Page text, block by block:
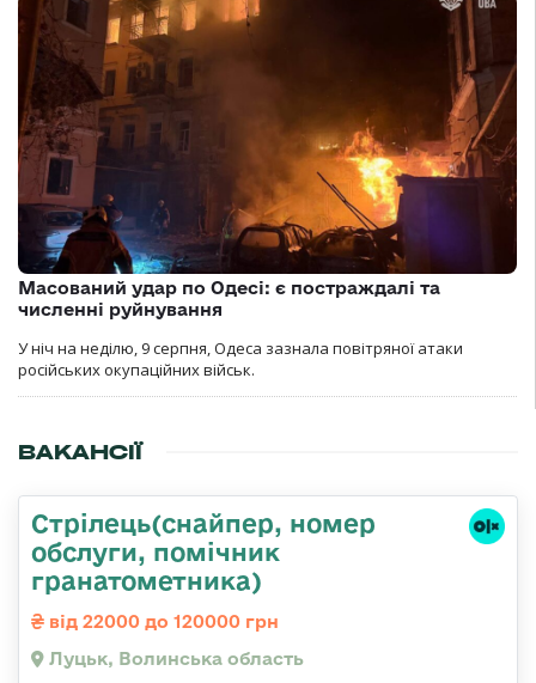
Масований удар по Одесі: є постраждалі та
численні руйнування
У ніч на неділю, 9 серпня, Одеса зазнала повітряної атаки
російських окупаційних військ.
ВАКАНСІЇ
Стрілець(снайпер, номер
обслуги, помічник
гранатометника)
від 22000 до 120000 грн
Луцьк, Волинська область